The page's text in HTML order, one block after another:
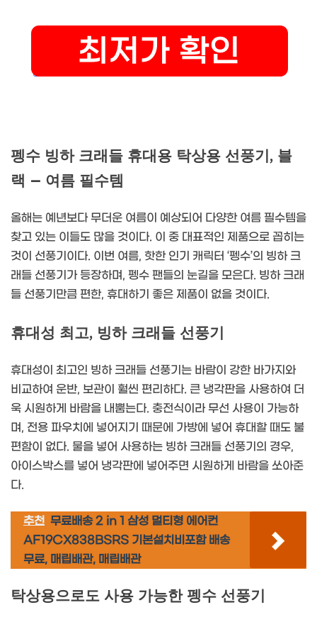
펭수 빙하 크래들 휴대용 탁상용 선풍기, 블
랙 – 여름 필수템
올해는 예년보다 무더운 여름이 예상되어 다양한 여름 필수템을
찾고 있는 이들도 많을 것이다. 이 중 대표적인 제품으로 꼽히는
것이 선풍기이다. 이번 여름, 핫한 인기 캐릭터 ‘펭수’의 빙하 크
래들 선풍기가 등장하며, 펭수 팬들의 눈길을 모은다. 빙하 크래
들 선풍기만큼 편한, 휴대하기 좋은 제품이 없을 것이다.
휴대성 최고, 빙하 크래들 선풍기
휴대성이 최고인 빙하 크래들 선풍기는 바람이 강한 바가지와
비교하여 운반, 보관이 훨씬 편리하다. 큰 냉각판을 사용하여 더
욱 시원하게 바람을 내뿜는다. 충전식이라 무선 사용이 가능하
며, 전용 파우치에 넣어지기 때문에 가방에 넣어 휴대할 때도 불
편함이 없다. 물을 넣어 사용하는 빙하 크래들 선풍기의 경우,
아이스박스를 넣어 냉각판에 넣어주면 시원하게 바람을 쏘아준
다.
추천 무료배송 2 in 1 삼성 멀티형 에어컨
AF19CX838BSRS 기본설치비포함 배송
무료, 매립배관, 매립배관
탁상용으로도 사용 가능한 펭수 선풍기